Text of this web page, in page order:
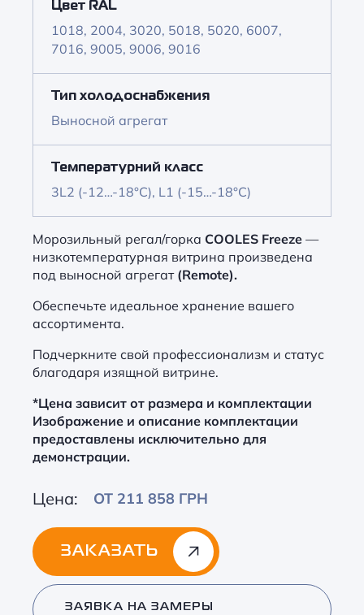
Цвет RAL
1018, 2004, 3020, 5018, 5020, 6007,
7016, 9005, 9006, 9016
Тип холодоснабжения
Выносной агрегат
Температурний класс
3L2 (-12…-18°C), L1 (-15…-18°C)
Морозильный регал/горка COOLES Freeze —
низкотемпературная витрина произведена
под выносной агрегат (Remote).
Обеспечьте идеальное хранение вашего
ассортимента.
Подчеркните свой профессионализм и статус
благодаря изящной витрине.
*Цена зависит от размера и комплектации
Изображение и описание комплектации
предоставлены исключительно для
демонстрации.
Цена: ОТ 211 858 ГРН
ЗАКАЗАТЬ
Alternative:
ЗАЯВКА НА ЗАМЕРЫ